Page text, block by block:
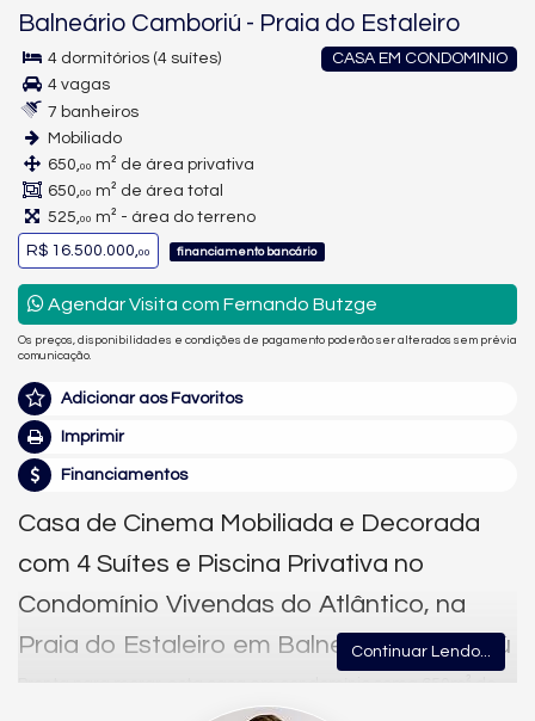
Balneário Camboriú - Praia do Estaleiro
CASA EM CONDOMINIO
4 dormitórios (4 suítes)
4 vagas
7 banheiros
Mobiliado
650,00 m² de área privativa
650,00 m² de área total
525,00 m² - área do terreno
R$ 16.500.000,00 financiamento bancário
Agendar Visita com Fernando Butzge
Os preços, disponibilidades e condições de pagamento poderão ser alterados sem prévia
comunicação.
Adicionar aos Favoritos
Imprimir
Financiamentos
Casa de Cinema Mobiliada e Decorada
com 4 Suítes e Piscina Privativa no
Condomínio Vivendas do Atlântico, na
Praia do Estaleiro em Balneário Camboriú
Pronta para morar, esta casa em condomínio soma 650m² de
área total e privativa, no exclusivo Condomínio Vivendas do
Continuar Lendo...